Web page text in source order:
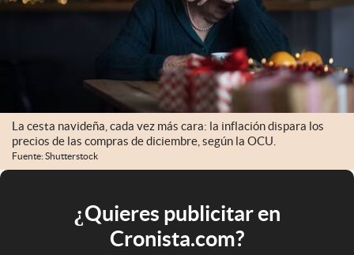
La cesta navideña, cada vez más cara: la inflación dispara los
precios de las compras de diciembre, según la OCU.
Fuente: Shutterstock
¿Quieres publicitar en
Cronista.com?